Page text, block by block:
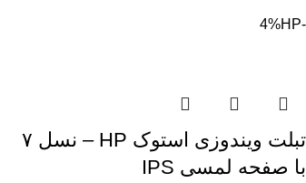
-4%
HP
تبلت ویندوزی استوک HP – نسل ۷
با صفحه لمسی IPS